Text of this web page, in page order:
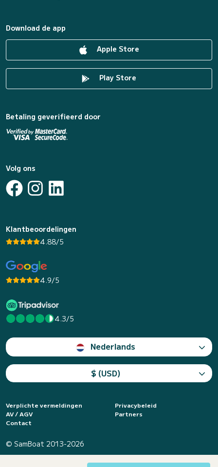
Download de app
Apple Store
Play Store
Betaling geverifieerd door
Volg ons
Klantbeoordelingen
4.88/5
4.9/5
4.3/5
Nederlands
$ (USD)
Verplichte vermeldingen
Privacybeleid
AV / AGV
Partners
Contact
© SamBoat 2013-2026